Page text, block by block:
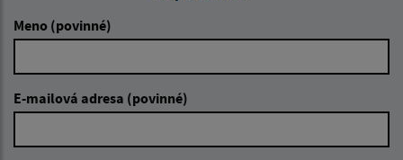
Meno (povinné)
E-mailová adresa (povinné)